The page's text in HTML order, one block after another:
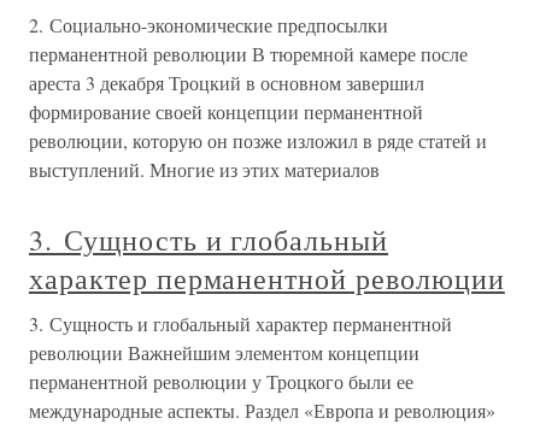
2. Социально-экономические предпосылки
перманентной революции В тюремной камере после
ареста 3 декабря Троцкий в основном завершил
формирование своей концепции перманентной
революции, которую он позже изложил в ряде статей и
выступлений. Многие из этих материалов
3. Сущность и глобальный
характер перманентной революции
3. Сущность и глобальный характер перманентной
революции Важнейшим элементом концепции
перманентной революции у Троцкого были ее
международные аспекты. Раздел «Европа и революция»